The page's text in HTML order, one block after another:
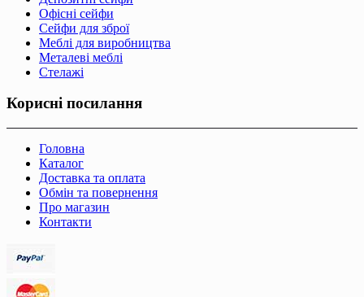
Офісні сейфи
Сейфи для зброї
Меблі для виробництва
Металеві меблі
Стелажі
Корисні посилання
Головна
Каталог
Доставка та оплата
Обмін та повернення
Про магазин
Контакти